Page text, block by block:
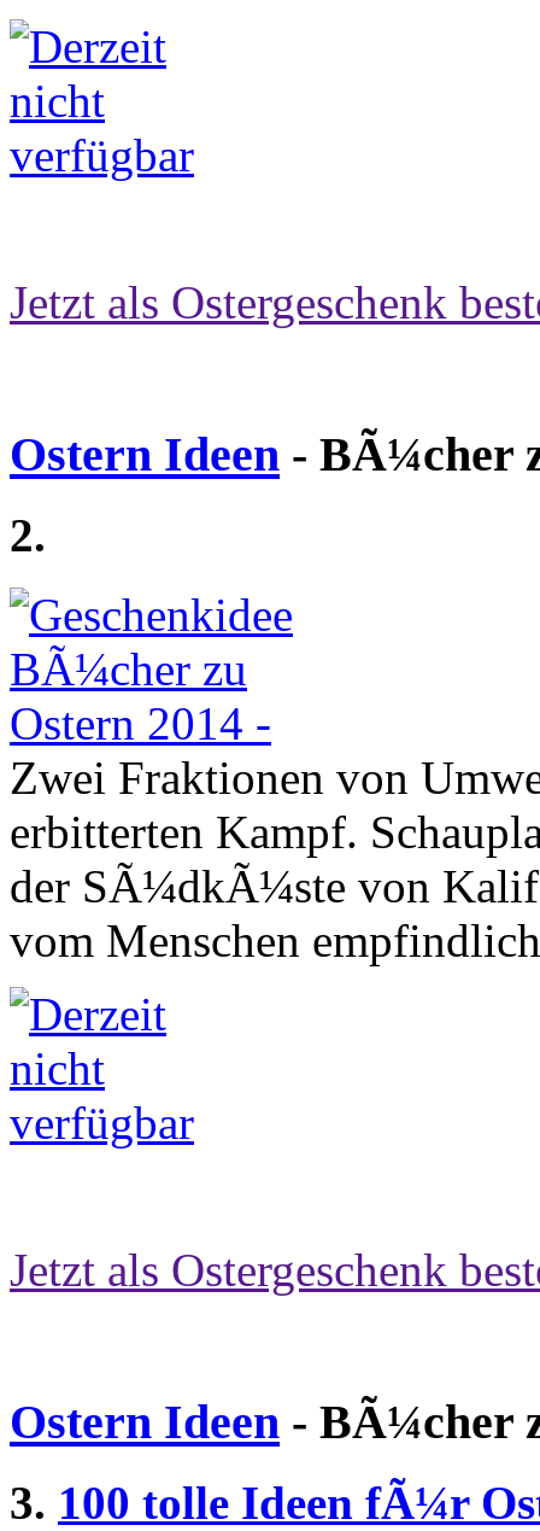
Jetzt als Ostergeschenk
Ostern Ideen - BÃ¼cher
2.
Zwei Fraktionen von
erbitterten Kampf.
der SÃ¼dkÃ¼ste von
vom Menschen
Jetzt als Ostergeschenk
Ostern Ideen - BÃ¼cher
3. 100 tolle Ideen fÃ¼r